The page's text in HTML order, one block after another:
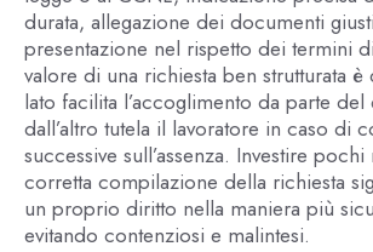
durata, allegazione dei documenti
presentazione nel rispetto dei termini
valore di una richiesta ben strutturata
lato facilita l’accoglimento da parte
dall’altro tutela il lavoratore in caso di
successive sull’assenza. Investire
corretta compilazione della richiesta
un proprio diritto nella maniera più
evitando contenziosi e malintesi.